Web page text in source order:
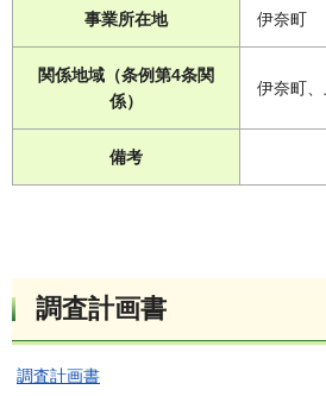
事業所在地 伊奈町
関係地域（条例第4条関
係）
伊奈町
備考
調査計画書
調査計画書